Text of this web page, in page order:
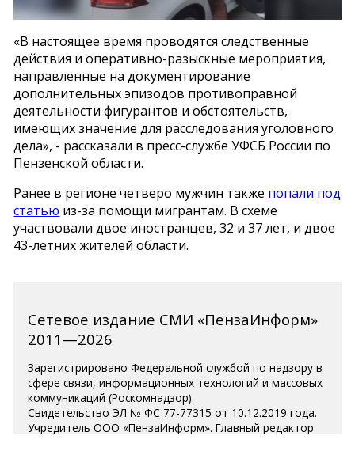
«В настоящее время проводятся следственные
действия и оперативно-разыскные мероприятия,
направленные на документирование
дополнительных эпизодов противоправной
деятельности фигурантов и обстоятельств,
имеющих значение для расследования уголовного
дела», - рассказали в пресс-службе УФСБ России по
Пензенской области.
Ранее в регионе четверо мужчин также попали под
статью из-за помощи мигрантам. В схеме
участвовали двое иностранцев, 32 и 37 лет, и двое
43-летних жителей области.
Сетевое издание СМИ «ПензаИнформ»
2011—2026
Зарегистрировано Федеральной службой по надзору в
сфере связи, информационных технологий и массовых
коммуникаций (Роскомнадзор).
Свидетельство ЭЛ № ФС 77-77315 от 10.12.2019 года.
Учредитель ООО «ПензаИнформ». Главный редактор